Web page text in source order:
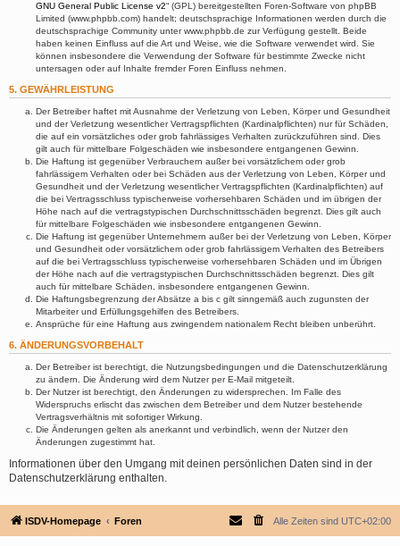
GNU General Public License v2“ (GPL) bereitgestellten Foren-Software von phpBB
Limited (www.phpbb.com) handelt; deutschsprachige Informationen werden durch die
deutschsprachige Community unter www.phpbb.de zur Verfügung gestellt. Beide
haben keinen Einfluss auf die Art und Weise, wie die Software verwendet wird. Sie
können insbesondere die Verwendung der Software für bestimmte Zwecke nicht
untersagen oder auf Inhalte fremder Foren Einfluss nehmen.
5. GEWÄHRLEISTUNG
Der Betreiber haftet mit Ausnahme der Verletzung von Leben, Körper und Gesundheit
und der Verletzung wesentlicher Vertragspflichten (Kardinalpflichten) nur für Schäden,
die auf ein vorsätzliches oder grob fahrlässiges Verhalten zurückzuführen sind. Dies
gilt auch für mittelbare Folgeschäden wie insbesondere entgangenen Gewinn.
Die Haftung ist gegenüber Verbrauchern außer bei vorsätzlichem oder grob
fahrlässigem Verhalten oder bei Schäden aus der Verletzung von Leben, Körper und
Gesundheit und der Verletzung wesentlicher Vertragspflichten (Kardinalpflichten) auf
die bei Vertragsschluss typischerweise vorhersehbaren Schäden und im übrigen der
Höhe nach auf die vertragstypischen Durchschnittsschäden begrenzt. Dies gilt auch
für mittelbare Folgeschäden wie insbesondere entgangenen Gewinn.
Die Haftung ist gegenüber Unternehmern außer bei der Verletzung von Leben, Körper
und Gesundheit oder vorsätzlichem oder grob fahrlässigem Verhalten des Betreibers
auf die bei Vertragsschluss typischerweise vorhersehbaren Schäden und im Übrigen
der Höhe nach auf die vertragstypischen Durchschnittsschäden begrenzt. Dies gilt
auch für mittelbare Schäden, insbesondere entgangenen Gewinn.
Die Haftungsbegrenzung der Absätze a bis c gilt sinngemäß auch zugunsten der
Mitarbeiter und Erfüllungsgehilfen des Betreibers.
Ansprüche für eine Haftung aus zwingendem nationalem Recht bleiben unberührt.
6. ÄNDERUNGSVORBEHALT
Der Betreiber ist berechtigt, die Nutzungsbedingungen und die Datenschutzerklärung
zu ändern. Die Änderung wird dem Nutzer per E-Mail mitgeteilt.
Der Nutzer ist berechtigt, den Änderungen zu widersprechen. Im Falle des
Widerspruchs erlischt das zwischen dem Betreiber und dem Nutzer bestehende
Vertragsverhältnis mit sofortiger Wirkung.
Die Änderungen gelten als anerkannt und verbindlich, wenn der Nutzer den
Änderungen zugestimmt hat.
Informationen über den Umgang mit deinen persönlichen Daten sind in der
Datenschutzerklärung enthalten.
ISDV-Homepage Foren Alle Zeiten sind UTC+02:00